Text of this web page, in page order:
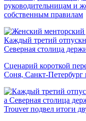
руководительницам и
собственным правилам
Каждый третий
Северная столица
Сценарий короткой
Соня, Санкт-
Trouver подвел итоги